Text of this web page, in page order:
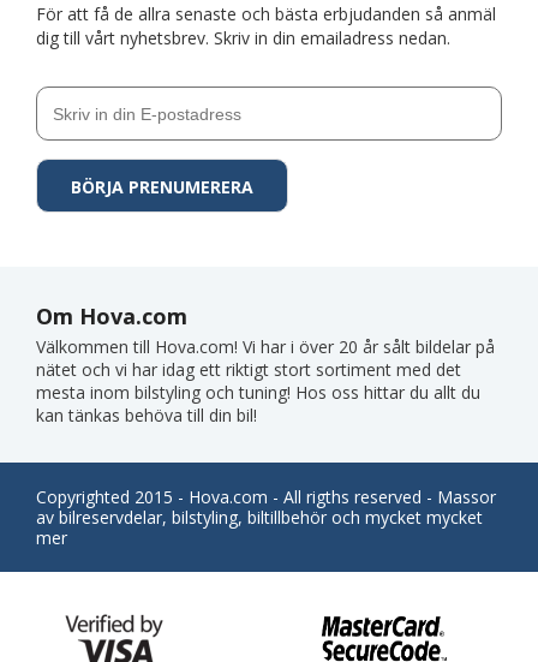
För att få de allra senaste och bästa erbjudanden så anmäl
dig till vårt nyhetsbrev. Skriv in din emailadress nedan.
Om Hova.com
Välkommen till Hova.com! Vi har i över 20 år sålt bildelar på
nätet och vi har idag ett riktigt stort sortiment med det
mesta inom bilstyling och tuning! Hos oss hittar du allt du
kan tänkas behöva till din bil!
Copyrighted 2015 - Hova.com - All rigths reserved - Massor
av bilreservdelar, bilstyling, biltillbehör och mycket mycket
mer